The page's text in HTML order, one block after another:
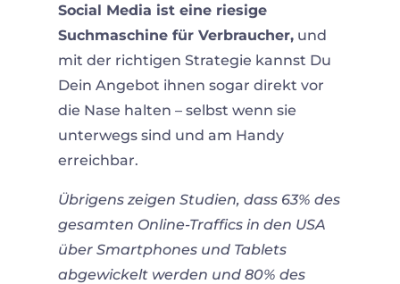
Social Media ist eine riesige
Suchmaschine für Verbraucher,und
mit der richtigen Strategie kannst Du
Dein Angebot ihnen sogar direkt vor
die Nase halten – selbst wenn sie
unterwegs sind und am Handy
erreichbar.
Übrigens zeigen Studien, dass 63% des
gesamten Online-Traffics in den USA
über Smartphones und Tablets
abgewickelt werden und 80% des